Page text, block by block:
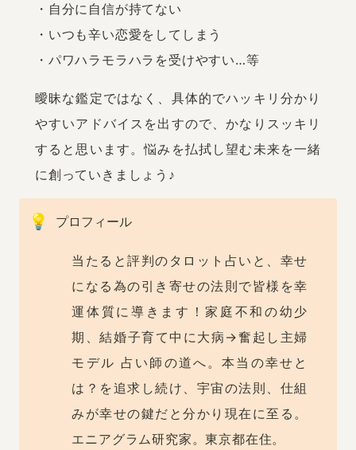
・自分に自信が持てない
・いつも辛い恋愛をしてしまう
・パワハラモラハラを受けやすい…等
曖昧な鑑定ではなく、具体的でハッキリ分かり
やすいアドバイスを出すので、かなりスッキリ
すると思います。悩みを払拭し望む未来を一緒
に創っていきましょう♪
💡 プロフィール
当たると評判のタロット占いと、幸せ
になる為の引き寄せの法則で皆様を幸
運体質に導きます！家庭不和の幼少
期、結婚子育て中に大病→奮起し主婦
モデル 占い師の道へ。本当の幸せと
は？を追求し続け、宇宙の法則、仕組
みが幸せの鍵だと分かり現在に至る。
エニアグラム研究家。東京都在住。